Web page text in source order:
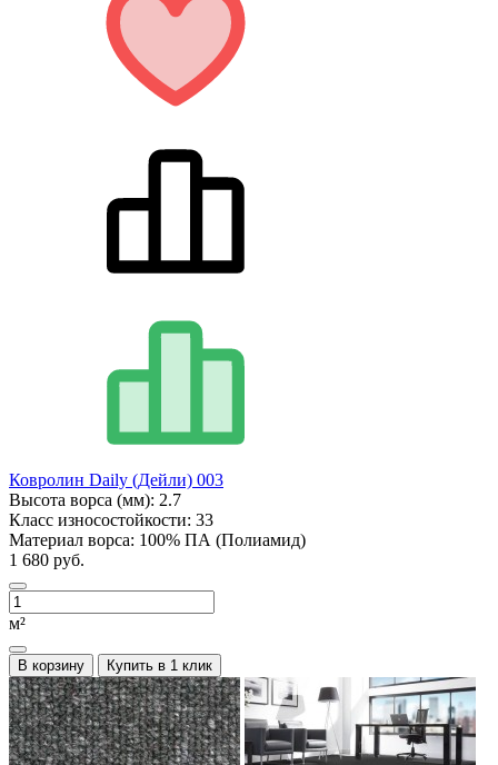
Ковролин Daily (Дейли) 003
Высота ворса (мм): 2.7
Класс износостойкости: 33
Материал ворса: 100% ПА (Полиамид)
1 680 руб.
м²
В корзину Купить в 1 клик